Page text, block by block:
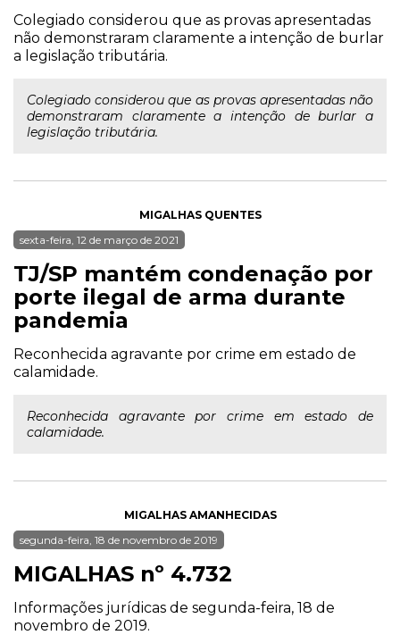
Colegiado considerou que as provas apresentadas
não demonstraram claramente a intenção de burlar
a legislação tributária.
Colegiado considerou que as provas apresentadas não
demonstraram claramente a intenção de burlar a
legislação tributária.
MIGALHAS QUENTES
sexta-feira, 12 de março de 2021
TJ/SP mantém condenação por
porte ilegal de arma durante
pandemia
Reconhecida agravante por crime em estado de
calamidade.
Reconhecida agravante por crime em estado de
calamidade.
MIGALHAS AMANHECIDAS
segunda-feira, 18 de novembro de 2019
MIGALHAS nº 4.732
Informações jurídicas de segunda-feira, 18 de
novembro de 2019.